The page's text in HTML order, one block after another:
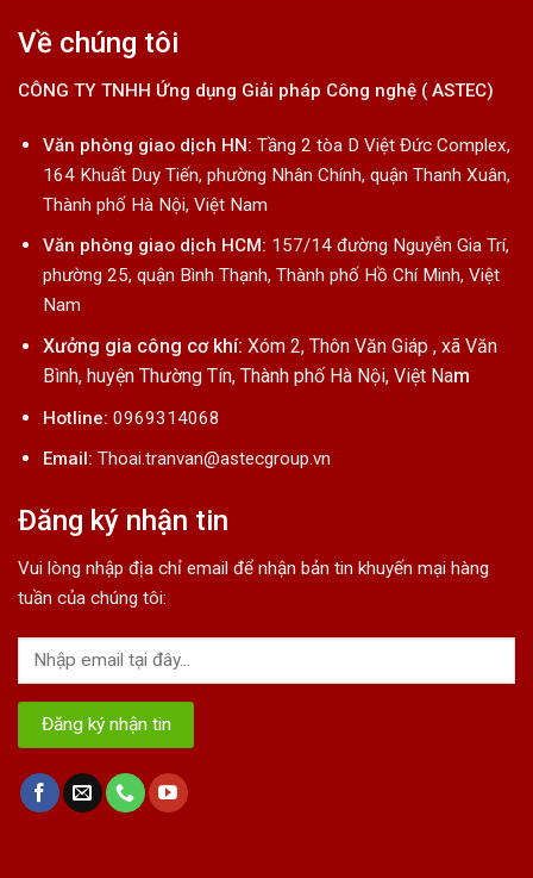
Về chúng tôi
CÔNG TY TNHH Ứng dụng Giải pháp Công nghệ ( ASTEC)
Văn phòng giao dịch HN: Tầng 2 tòa D Việt Đức Complex,
164 Khuất Duy Tiến, phường Nhân Chính, quận Thanh Xuân,
Thành phố Hà Nội, Việt Nam
Văn phòng giao dịch HCM: 157/14 đường Nguyễn Gia Trí,
phường 25, quận Bình Thạnh, Thành phố Hồ Chí Minh, Việt
Nam
Xưởng gia công cơ khí: Xóm 2, Thôn Văn Giáp , xã Văn
Bình, huyện Thường Tín, Thành phố Hà Nội, Việt Nam
Hotline: 0969314068
Email: Thoai.tranvan@astecgroup.vn
Đăng ký nhận tin
Vui lòng nhập địa chỉ email để nhận bản tin khuyến mại hàng
tuần của chúng tôi: